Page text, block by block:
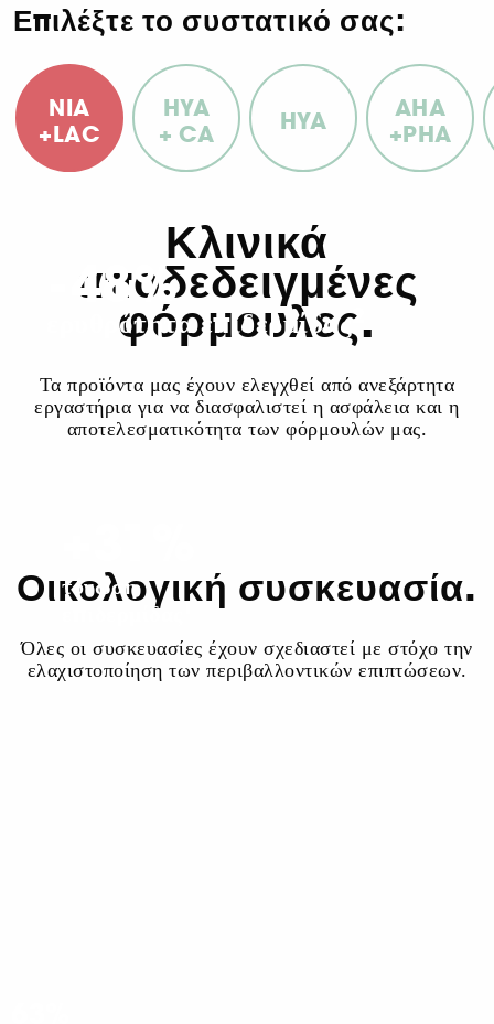
Επιλέξτε το συστατικό σας:
NIA
+LAC
HYA
+ CA
HYA
AHA
+PHA
Κλινικά
αποδεδειγμένες
φόρμουλες.
Τα προϊόντα μας έχουν ελεγχθεί από ανεξάρτητα
εργαστήρια για να διασφαλιστεί η ασφάλεια και η
αποτελεσματικότητα των φόρμουλών μας.
τόνωση
επιδερμίδας
1
-48%
ερυθρότητα επιδερμίδας2
Οικολογική συσκευασία.
Όλες οι συσκευασίες έχουν σχεδιαστεί με στόχο την
ελαχιστοποίηση των περιβαλλοντικών επιπτώσεων.